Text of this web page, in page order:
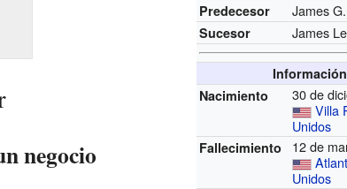
Predecesor James
Sucesor James
Nacimiento
30 de
Villa
Unidos
Fallecimiento
12 de
Unidos
negocio